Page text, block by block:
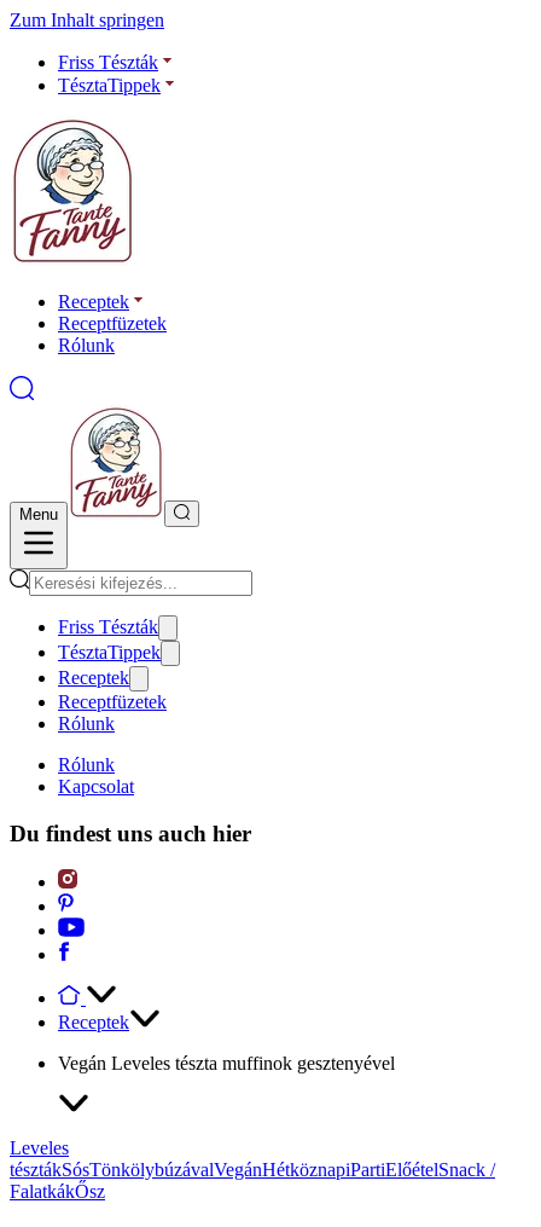
Zum Inhalt springen
Friss Tészták
TésztaTippek
Receptek
Receptfüzetek
Rólunk
Menu
Friss Tészták
TésztaTippek
Receptek
Receptfüzetek
Rólunk
Rólunk
Kapcsolat
Du findest uns auch hier
Receptek
Vegán Leveles tészta muffinok gesztenyével
Leveles
tésztákSósTönkölybúzávalVegánHétköznapiPartiElőételSnack /
FalatkákŐsz